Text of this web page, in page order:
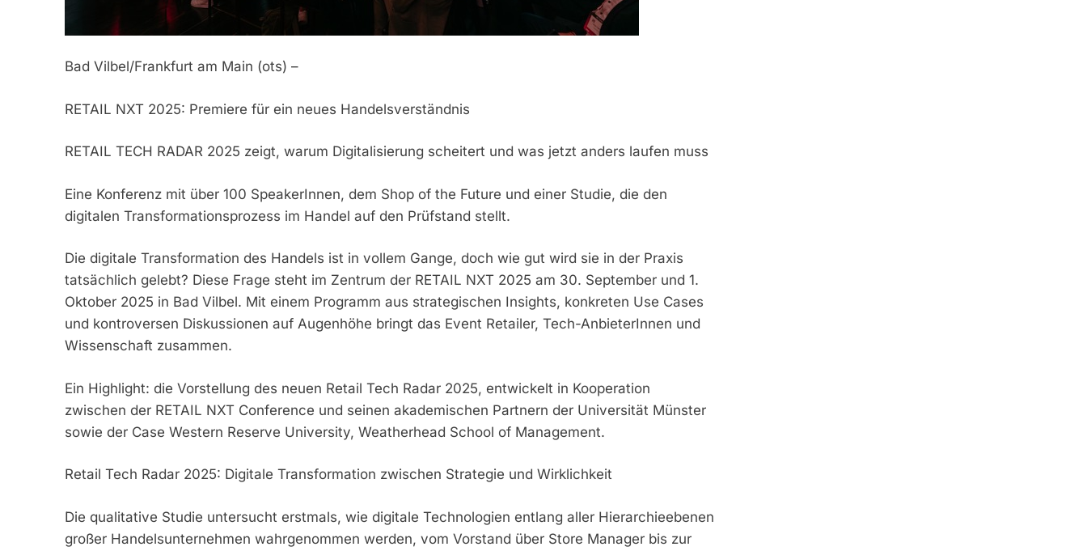
Bad Vilbel/Frankfurt am Main (ots) –
RETAIL NXT 2025: Premiere für ein neues Handelsverständnis
RETAIL TECH RADAR 2025 zeigt, warum Digitalisierung scheitert und was jetzt anders laufen muss
Eine Konferenz mit über 100 SpeakerInnen, dem Shop of the Future und einer Studie, die den
digitalen Transformationsprozess im Handel auf den Prüfstand stellt.
Die digitale Transformation des Handels ist in vollem Gange, doch wie gut wird sie in der Praxis
tatsächlich gelebt? Diese Frage steht im Zentrum der RETAIL NXT 2025 am 30. September und 1.
Oktober 2025 in Bad Vilbel. Mit einem Programm aus strategischen Insights, konkreten Use Cases
und kontroversen Diskussionen auf Augenhöhe bringt das Event Retailer, Tech-AnbieterInnen und
Wissenschaft zusammen.
Ein Highlight: die Vorstellung des neuen Retail Tech Radar 2025, entwickelt in Kooperation
zwischen der RETAIL NXT Conference und seinen akademischen Partnern der Universität Münster
sowie der Case Western Reserve University, Weatherhead School of Management.
Retail Tech Radar 2025: Digitale Transformation zwischen Strategie und Wirklichkeit
Die qualitative Studie untersucht erstmals, wie digitale Technologien entlang aller Hierarchieebenen
großer Handelsunternehmen wahrgenommen werden, vom Vorstand über Store Manager bis zur